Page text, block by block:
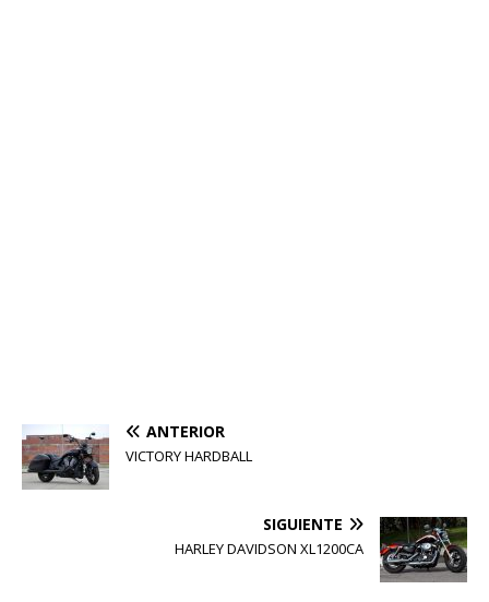
ANTERIOR
VICTORY HARDBALL
SIGUIENTE
HARLEY DAVIDSON XL1200CA